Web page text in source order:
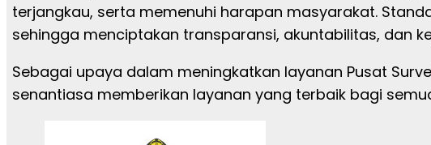
terjangkau, serta memenuhi harapan masyarakat.
sehingga menciptakan transparansi, akuntabilitas, dan
Sebagai upaya dalam meningkatkan layanan Pusat
senantiasa memberikan layanan yang terbaik bagi